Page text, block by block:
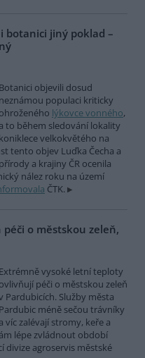
botanici jiný poklad –
Botanici objevili dosud
neznámou populaci kriticky
ohroženého lýkovce vonného,
a to během sledování lokality
koniklece velkokvětého na
tento objev Luďka Čecha a
a krajiny ČR ocenila
nález roku na území
ČTK.
o městskou zeleň,
Extrémně vysoké letní teploty
ovlivňují péči o městskou zeleň
Pardubicích. Služby města
Pardubic méně sečou trávníky
a víc zalévají stromy, keře a
lépe zvládnout období
divize agroservis městské